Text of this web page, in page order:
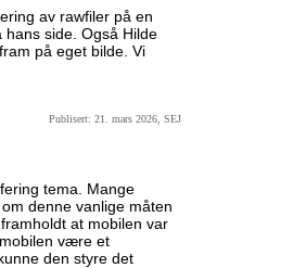
av rawfiler på en
side. Også Hilde
på eget bilde. Vi
Publisert: 21. mars 2026, SEJ
tema. Mange
denne vanlige måten
at mobilen var
være et
den styre det